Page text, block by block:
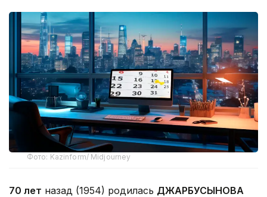
Фото: Kazinform/ Midjourney
70 лет назад (1954) родилась ДЖАРБУСЫНОВА